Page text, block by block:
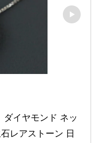
イヤモンド ネッ
レアストーン 日